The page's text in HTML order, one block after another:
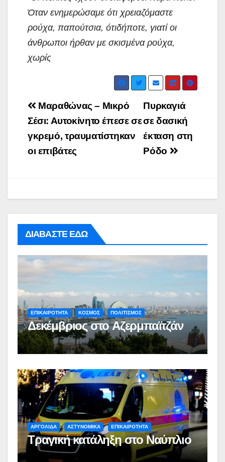
Όταν ενημερώσαμε ότι χρειαζόμαστε
ρούχα, παπούτσια, ότιδήποτε, γιατί οι
άνθρωποι ήρθαν με σκισμένα ρούχα,
χωρίς
Post
navigation
Πυρκαγιά
σε δασική
έκταση στη
Ρόδο
Μαραθώνας – Μικρό
Σέσι: Αυτοκίνητο έπεσε σε
γκρεμό, τραυματίστηκαν
οι επιβάτες
ΔΙΑΒΑΣΤΕ ΕΔΩ
ΕΠΙΚΑΙΡΟΤΗΤΑ ΚΟΣΜΟΣ ΠΟΛΙΤΙΣΜΟΣ
Δεκέμβριος στο Αζερμπαϊτζάν
ΑΡΓΟΛΙΔΑ ΑΣΤΥΝΟΜΙΚΑ ΕΠΙΚΑΙΡΟΤΗΤΑ
Τραγική κατάληξη στο Ναύπλιο